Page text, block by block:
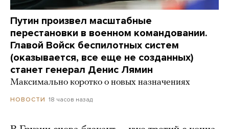
Путин произвел масштабные
перестановки в военном командовании.
Главой Войск беспилотных систем
(оказывается, все еще не созданных)
станет генерал Денис Лямин
Максимально коротко о новых назначениях
НОВОСТИ 18 часов назад